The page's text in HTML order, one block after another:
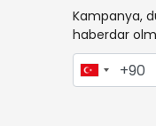
Kampanya,
haberdar